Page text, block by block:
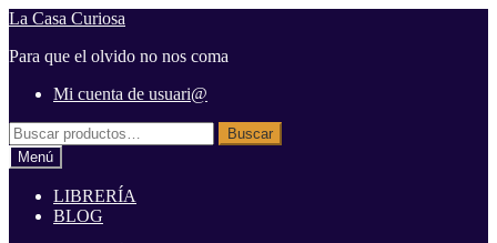
Ir
la
Ir
contenido
La Casa Curiosa
Para que el olvido no nos coma
Mi cuenta de usuari@
Buscar
por:
Buscar
Menú
LIBRERÍA
BLOG